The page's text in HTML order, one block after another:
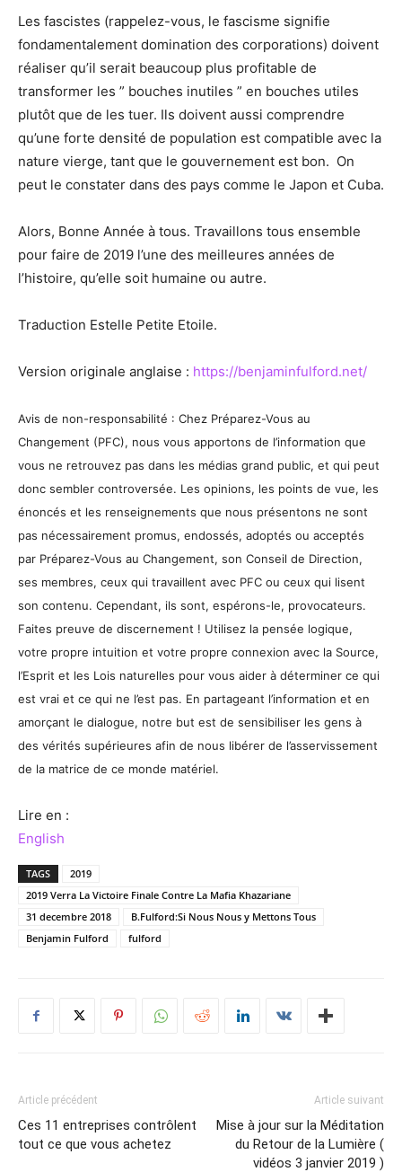
Les fascistes (rappelez-vous, le fascisme signifie
fondamentalement domination des corporations) doivent
réaliser qu’il serait beaucoup plus profitable de
transformer les ” bouches inutiles ” en bouches utiles
plutôt que de les tuer. Ils doivent aussi comprendre
qu’une forte densité de population est compatible avec la
nature vierge, tant que le gouvernement est bon. On
peut le constater dans des pays comme le Japon et Cuba.
Alors, Bonne Année à tous. Travaillons tous ensemble
pour faire de 2019 l’une des meilleures années de
l’histoire, qu’elle soit humaine ou autre.
Traduction Estelle Petite Etoile.
Version originale anglaise : https://benjaminfulford.net/
Avis de non-responsabilité : Chez Préparez-Vous au
Changement (PFC), nous vous apportons de l’information que
vous ne retrouvez pas dans les médias grand public, et qui peut
donc sembler controversée. Les opinions, les points de vue, les
énoncés et les renseignements que nous présentons ne sont
pas nécessairement promus, endossés, adoptés ou acceptés
par Préparez-Vous au Changement, son Conseil de Direction,
ses membres, ceux qui travaillent avec PFC ou ceux qui lisent
son contenu. Cependant, ils sont, espérons-le, provocateurs.
Faites preuve de discernement ! Utilisez la pensée logique,
votre propre intuition et votre propre connexion avec la Source,
l’Esprit et les Lois naturelles pour vous aider à déterminer ce qui
est vrai et ce qui ne l’est pas. En partageant l’information et en
amorçant le dialogue, notre but est de sensibiliser les gens à
des vérités supérieures afin de nous libérer de l’asservissement
de la matrice de ce monde matériel.
Lire en :
English
TAGS
2019
2019 Verra La Victoire Finale Contre La Mafia Khazariane
31 decembre 2018
B.Fulford:Si Nous Nous y Mettons Tous
Benjamin Fulford
fulford
Article précédent
Ces 11 entreprises contrôlent
tout ce que vous achetez
Article suivant
Mise à jour sur la Méditation
du Retour de la Lumière (
vidéos 3 janvier 2019 )